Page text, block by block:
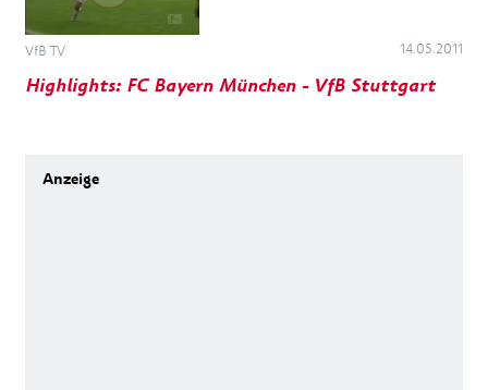
VfB TV 14.05.2011
Highlights: FC Bayern München - VfB Stuttgart